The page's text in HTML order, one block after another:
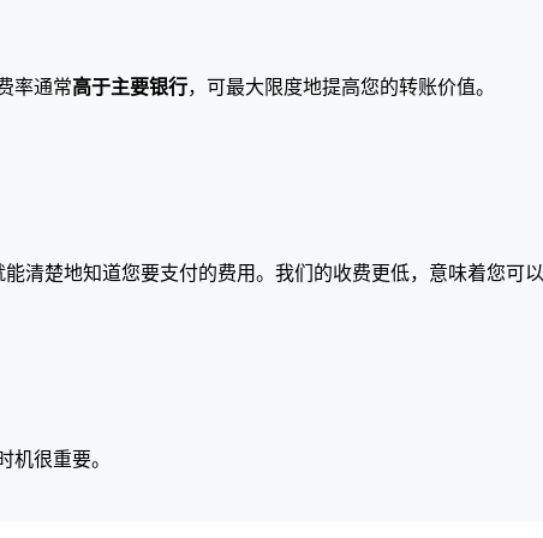
率通常高于主要银行，可最大限度地提高您的转账价值。
清楚地知道您要支付的费用。我们的收费更低，意味着您可以
很重要。